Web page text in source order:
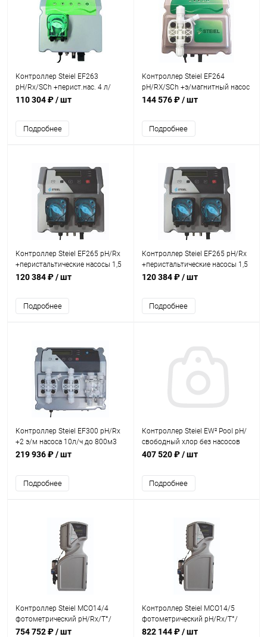
Контроллер Steiel EF263
pH/Rx/SСh +перист.нас. 4 л/
ч+возм. подкл. электр. до
110 304 ₽/ шт
Подробнее
Контроллер Steiel EF264
pH/RX/SCh +э/магнитный насос
10 л/ч+возм. подкл. электр.
144 576 ₽/ шт
Подробнее
Контроллер Steiel EF265 pH/Rx
+перистальтические насосы 1,5
и 6 л/ч до 300м3
120 384 ₽/ шт
Подробнее
Контроллер Steiel EF265 pH/Rx
+перистальтические насосы 1,5
л/ч до 75м3
120 384 ₽/ шт
Подробнее
Контроллер Steiel EF300 pH/Rx
+2 э/м насоса 10л/ч до 800м3
(84003011010)
219 936 ₽/ шт
Подробнее
Контроллер Steiel EW² Pool pH/
свободный хлор без насосов
(83F5F120319)
407 520 ₽/ шт
Подробнее
Контроллер Steiel MCO14/4
фотометрический pH/Rx/T°/
свободный хлор
754 752 ₽/ шт
Контроллер Steiel MCO14/5
фотометрический pH/Rx/T°/
свободный и общий хлор
822 144 ₽/ шт